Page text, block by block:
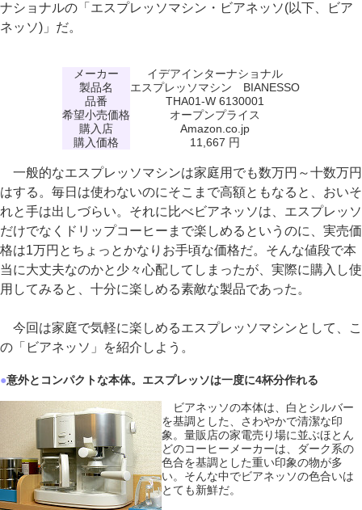
ナショナルの「エスプレッソマシン・ビアネッソ(以下、ビア
ネッソ)」だ。
メーカー
イデアインターナショナル
製品名
エスプレッソマシン BIANESSO
品番
THA01-W 6130001
希望小売価格
オープンプライス
購入店
Amazon.co.jp
購入価格
11,667 円
一般的なエスプレッソマシンは家庭用でも数万円～十数万円
はする。毎日は使わないのにそこまで高額ともなると、おいそ
れと手は出しづらい。それに比べビアネッソは、エスプレッソ
だけでなくドリップコーヒーまで楽しめるというのに、実売価
格は1万円とちょっとかなりお手頃な価格だ。そんな値段で本
当に大丈夫なのかと少々心配してしまったが、実際に購入し使
用してみると、十分に楽しめる素敵な製品であった。
今回は家庭で気軽に楽しめるエスプレッソマシンとして、こ
の「ビアネッソ」を紹介しよう。
●意外とコンパクトな本体。エスプレッソは一度に4杯分作れる
ビアネッソの本体は、白とシルバー
を基調とした、さわやかで清潔な印
象。量販店の家電売り場に並ぶほとん
どのコーヒーメーカーは、ダーク系の
色合を基調とした重い印象の物が多
い。そんな中でビアネッソの色合いは
とても新鮮だ。